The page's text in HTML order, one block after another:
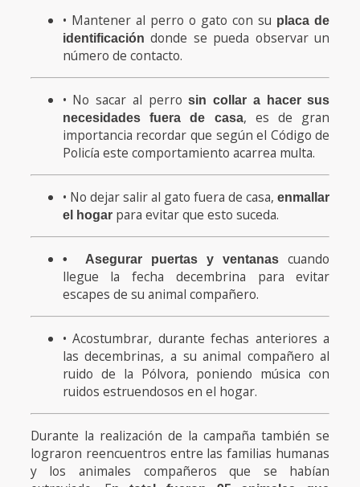
• Mantener al perro o gato con su placa de
identificación donde se pueda observar un
número de contacto.
• No sacar al perrosin collar a hacer sus
necesidades fuera de casa, es de gran
importancia recordar que según el Código de
Policía este comportamiento acarrea multa.
• No dejar salir al gato fuera de casa,enmallar
el hogarpara evitar que esto suceda.
• Asegurar puertas y ventanas
cuando
llegue la fecha decembrina para evitar
escapes de su animal compañero.
• Acostumbrar, durante fechas anteriores a
las decembrinas, a su animal compañero al
ruido de la Pólvora, poniendo música con
ruidos estruendosos en el hogar.
Durante la realización de la campaña también se
lograron reencuentros entre las familias humanas
y los animales compañeros que se habían